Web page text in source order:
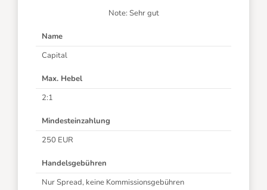
Note: Sehr gut
Name
Capital
Max. Hebel
2:1
Mindesteinzahlung
250 EUR
Handelsgebühren
Nur Spread, keine Kommissionsgebühren